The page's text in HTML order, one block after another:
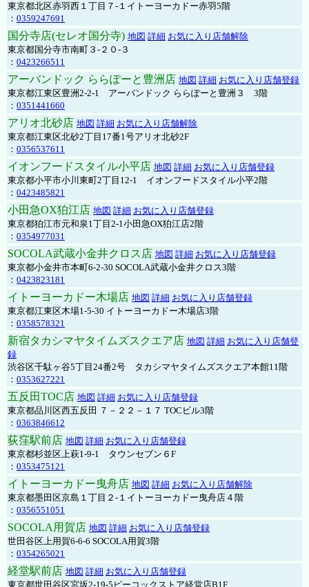
東京都北区赤羽西１丁目７-１イトーヨーカドー赤羽5階
： 0359247691
国分寺店(セレオ国分寺) 地図 詳細 お気に入り店舗解除
東京都国分寺市南町３-２０-３
： 0423266511
アーバンドック ららぽーと豊洲店 地図 詳細 お気に入り店舗登録
東京都江東区豊洲2-2-1 アーバンドック ららぽーと豊洲３ 3階
： 0351441660
アリオ北砂店 地図 詳細 お気に入り店舗解除
東京都江東区北砂2丁目17番1号アリオ北砂2F
： 0356537611
イオンフードスタイル小平店 地図 詳細 お気に入り店舗登録
東京都小平市小川東町2丁目12-1 イオンフードスタイル小平2階
： 0423485821
小田急OX狛江店 地図 詳細 お気に入り店舗登録
東京都狛江市元和泉1丁目2-1小田急OX狛江店2階
： 0354977031
SOCOLA武蔵小金井クロス店 地図 詳細 お気に入り店舗登録
東京都小金井市本町6-2-30 SOCOLA武蔵小金井クロス3階
： 0423823181
イトーヨーカドー木場店 地図 詳細 お気に入り店舗登録
東京都江東区木場1-5-30 イトーヨーカドー木場店3階
： 0358578321
新宿タカシマヤタイムズスクエア店 地図 詳細 お気に入り店舗登
録
渋谷区千駄ヶ谷5丁目24番2号 タカシマヤタイムズスクエア本館11階
： 0353627221
五反田TOC店 地図 詳細 お気に入り店舗登録
東京都品川区西五反田 ７－２２－１７ TOCビル3階
： 0363846612
荻窪駅前店 地図 詳細 お気に入り店舗登録
東京都杉並区上萩1-9-1 タウンセブン６F
： 0353475121
イトーヨーカドー曳舟店 地図 詳細 お気に入り店舗解除
東京都墨田区京島１丁目２-１イトーヨーカドー曳舟店４階
： 0356551051
SOCOLA用賀店 地図 詳細 お気に入り店舗登録
世田谷区上用賀6-6-6 SOCOLA用賀3階
： 0354265021
経堂駅前店 地図 詳細 お気に入り店舗登録
東京都世田谷区宮坂2-19-5ピーコックストア経堂店B1F